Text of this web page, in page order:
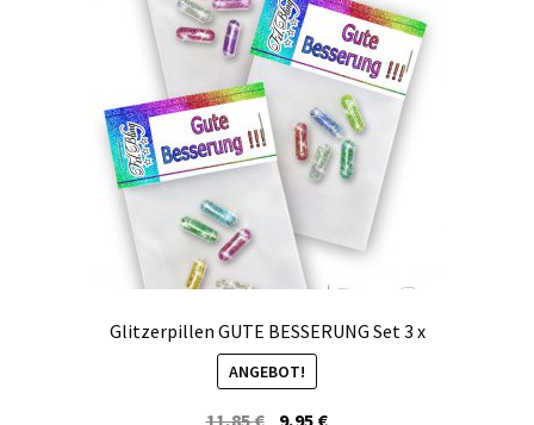
Glitzerpillen GUTE BESSERUNG Set 3 x
ANGEBOT!
11,85€ Ursprünglicher
9,95 €Aktueller